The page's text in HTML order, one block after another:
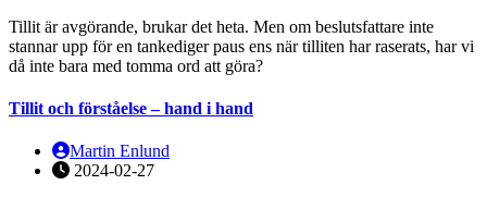
Tillit är avgörande, brukar det heta. Men om beslutsfattare inte
stannar upp för en tankediger paus ens när tilliten har raserats, har vi
då inte bara med tomma ord att göra?
Tillit och förståelse – hand i hand
Martin Enlund
2024-02-27